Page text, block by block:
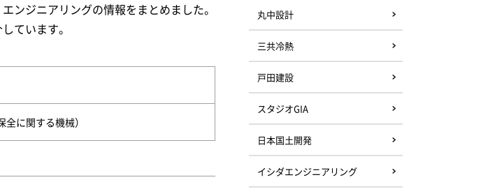
ンジニアリングの情報をまとめました。
ています。
に関する機械）
丸中設計
三共冷熱
戸田建設
スタジオGIA
日本国土開発
イシダエンジニアリング